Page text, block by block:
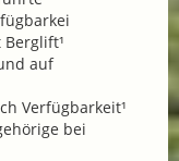
auf
Verfügbarkeit¹
bei